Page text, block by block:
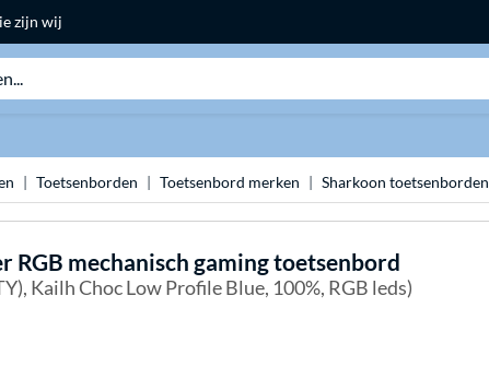
zijn wij
Toetsenborden Toetsenbord merken Sharkoon toetsenborden
RGB mechanisch gaming toetsenbord
Kailh Choc Low Profile Blue, 100%, RGB leds)